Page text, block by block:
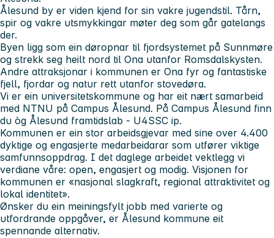
Ålesund by er viden kjend for sin vakre jugendstil. Tårn,
spir og vakre utsmykkingar møter deg som går gatelangs
der.
Byen ligg som ein døropnar til fjordsystemet på Sunnmøre
og strekk seg heilt nord til Ona utanfor Romsdalskysten.
Andre attraksjonar i kommunen er Ona fyr og fantastiske
fjell, fjordar og natur rett utanfor stovedøra.
Vi er ein universitetskommune og har eit nært samarbeid
med NTNU på Campus Ålesund. På Campus Ålesund finn
du òg Ålesund framtidslab - U4SSC ip.
Kommunen er ein stor arbeidsgjevar med sine over 4.400
dyktige og engasjerte medarbeidarar som utfører viktige
samfunnsoppdrag. I det daglege arbeidet vektlegg vi
verdiane våre: open, engasjert og modig. Visjonen for
kommunen er «nasjonal slagkraft, regional attraktivitet og
lokal identitet».
Ønsker du ein meiningsfylt jobb med varierte og
utfordrande oppgåver, er Ålesund kommune eit
spennande alternativ.